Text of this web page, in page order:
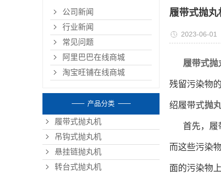
公司新闻
行业新闻
常见问题
阿里巴巴在线商城
淘宝旺铺在线商城
产品分类
履带式抛丸机
吊钩式抛丸机
悬挂链抛丸机
转台式抛丸机
履带式抛丸
2023-06-01
履带式抛
残留污染物
绍履带式抛
首先，履
而这些污染
面的污染物